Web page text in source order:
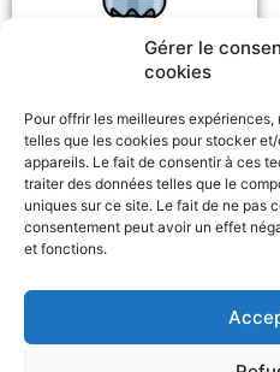
Gérer le
cookies
Pour offrir les meilleures
telles que les cookies pour stocker
appareils. Le fait de consentir à ces
traiter des données telles que le
uniques sur ce site. Le fait de ne pas
consentement peut avoir un effet
et fonctions.
Gourde [n.f]
a
h